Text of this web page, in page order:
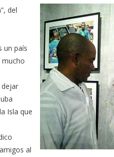
del
un país
mucho
dejar
Isla que
al